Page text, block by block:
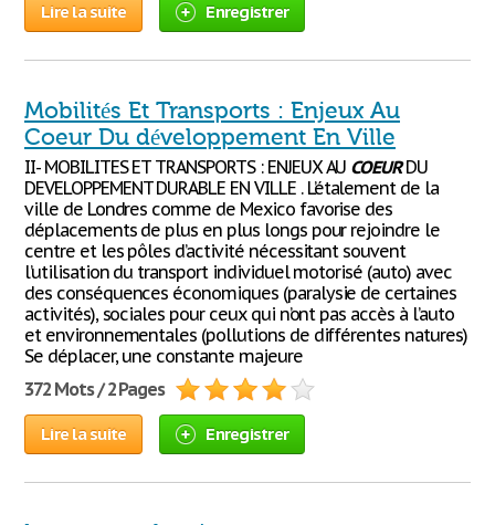
Lire la suite Enregistrer
Mobilités Et Transports : Enjeux Au
Coeur Du développement En Ville
II- MOBILITES ET TRANSPORTS : ENJEUX AU COEURDU
DEVELOPPEMENT DURABLE EN VILLE . L’étalement de la
ville de Londres comme de Mexico favorise des
déplacements de plus en plus longs pour rejoindre le
centre et les pôles d’activité nécessitant souvent
l’utilisation du transport individuel motorisé (auto) avec
des conséquences économiques (paralysie de certaines
activités), sociales pour ceux qui n’ont pas accès à l’auto
et environnementales (pollutions de différentes natures)
Se déplacer, une constante majeure
372 Mots / 2 Pages
Lire la suite Enregistrer